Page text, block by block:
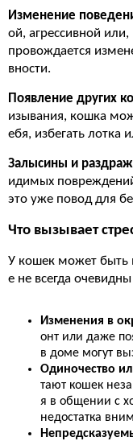
Изменение
ой, агрессивной или,
провождается
вности.
Появление других
изывания, кошка
ебя, избегать лотка
Залысины и
идимых
это уже повод для
Что вызывает
У кошек может быть
е не всегда
Изменения в
онт или даже
в доме могут
Одиночество
тают кошек
я в общении с
недостатка